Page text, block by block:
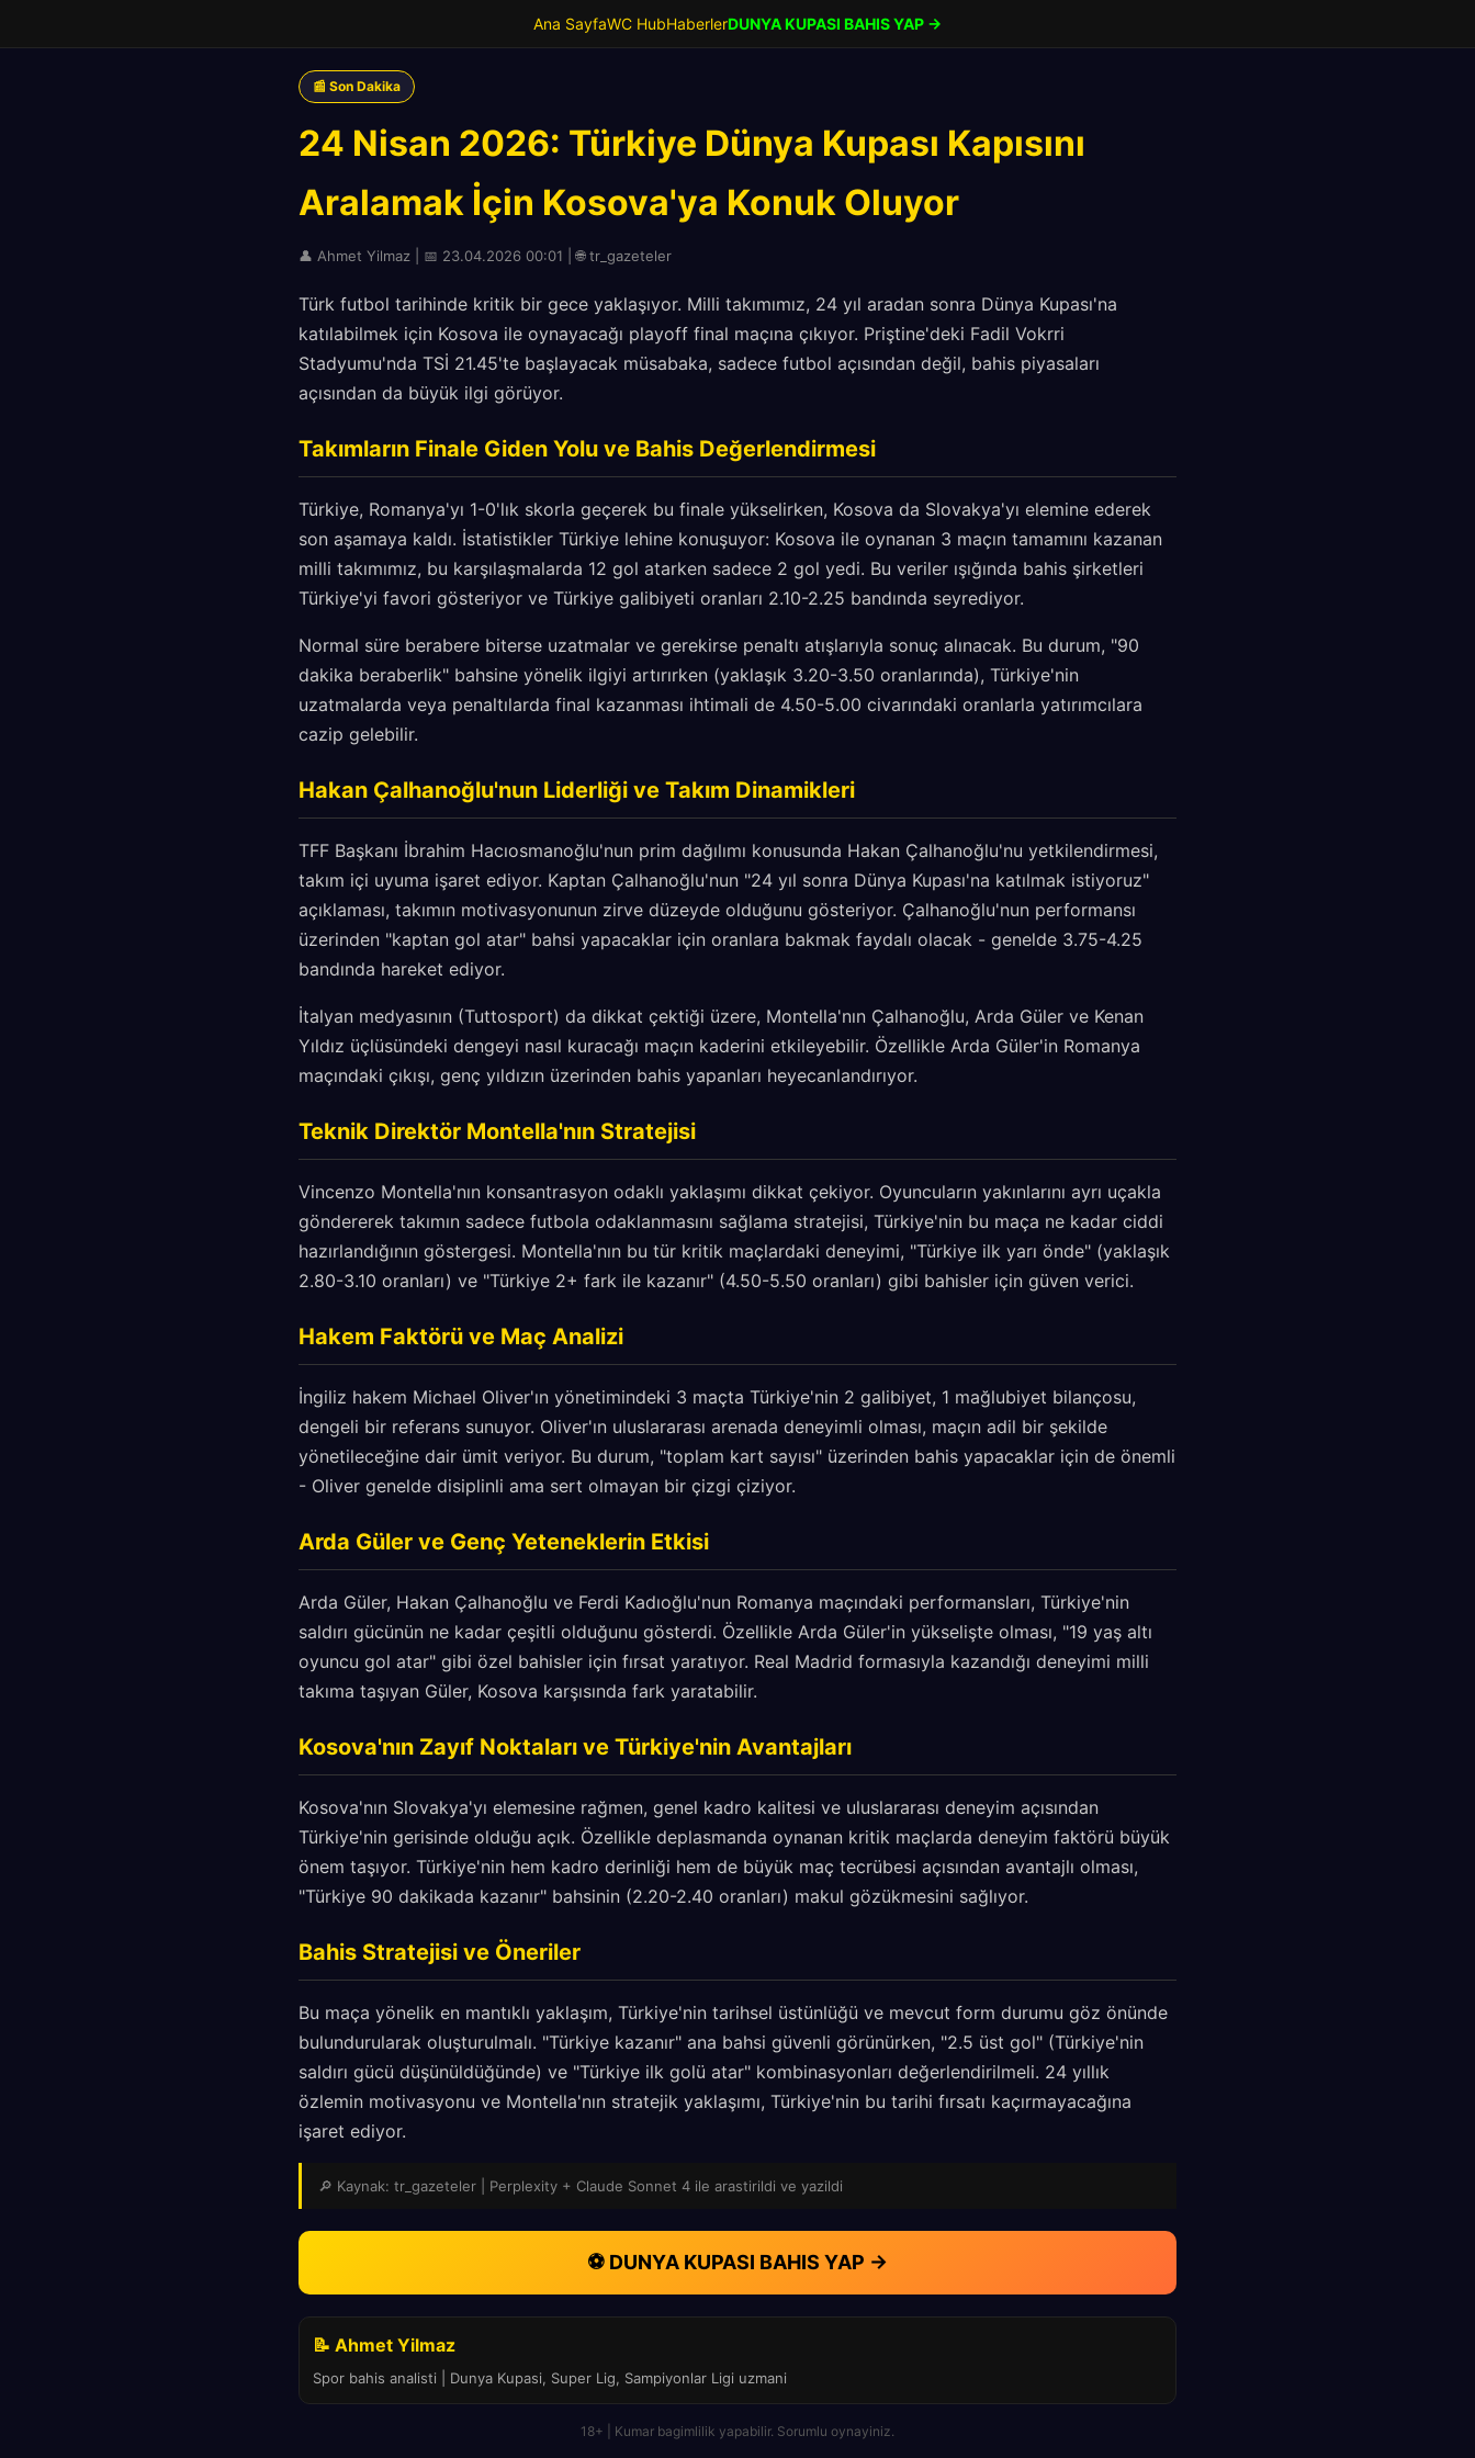
Ana SayfaWC HubHaberlerDUNYA KUPASI BAHIS YAP →
📰 Son Dakika
24 Nisan 2026: Türkiye Dünya Kupası Kapısını
Aralamak İçin Kosova'ya Konuk Oluyor
👤 Ahmet Yilmaz | 📅 23.04.2026 00:01 | 🌐 tr_gazeteler
Türk futbol tarihinde kritik bir gece yaklaşıyor. Milli takımımız, 24 yıl aradan sonra Dünya Kupası'na
katılabilmek için Kosova ile oynayacağı playoff final maçına çıkıyor. Priştine'deki Fadil Vokrri
Stadyumu'nda TSİ 21.45'te başlayacak müsabaka, sadece futbol açısından değil, bahis piyasaları
açısından da büyük ilgi görüyor.
Takımların Finale Giden Yolu ve Bahis Değerlendirmesi
Türkiye, Romanya'yı 1-0'lık skorla geçerek bu finale yükselirken, Kosova da Slovakya'yı elemine ederek
son aşamaya kaldı. İstatistikler Türkiye lehine konuşuyor: Kosova ile oynanan 3 maçın tamamını kazanan
milli takımımız, bu karşılaşmalarda 12 gol atarken sadece 2 gol yedi. Bu veriler ışığında bahis şirketleri
Türkiye'yi favori gösteriyor ve Türkiye galibiyeti oranları 2.10-2.25 bandında seyrediyor.
Normal süre berabere biterse uzatmalar ve gerekirse penaltı atışlarıyla sonuç alınacak. Bu durum, "90
dakika beraberlik" bahsine yönelik ilgiyi artırırken (yaklaşık 3.20-3.50 oranlarında), Türkiye'nin
uzatmalarda veya penaltılarda final kazanması ihtimali de 4.50-5.00 civarındaki oranlarla yatırımcılara
cazip gelebilir.
Hakan Çalhanoğlu'nun Liderliği ve Takım Dinamikleri
TFF Başkanı İbrahim Hacıosmanoğlu'nun prim dağılımı konusunda Hakan Çalhanoğlu'nu yetkilendirmesi,
takım içi uyuma işaret ediyor. Kaptan Çalhanoğlu'nun "24 yıl sonra Dünya Kupası'na katılmak istiyoruz"
açıklaması, takımın motivasyonunun zirve düzeyde olduğunu gösteriyor. Çalhanoğlu'nun performansı
üzerinden "kaptan gol atar" bahsi yapacaklar için oranlara bakmak faydalı olacak - genelde 3.75-4.25
bandında hareket ediyor.
İtalyan medyasının (Tuttosport) da dikkat çektiği üzere, Montella'nın Çalhanoğlu, Arda Güler ve Kenan
Yıldız üçlüsündeki dengeyi nasıl kuracağı maçın kaderini etkileyebilir. Özellikle Arda Güler'in Romanya
maçındaki çıkışı, genç yıldızın üzerinden bahis yapanları heyecanlandırıyor.
Teknik Direktör Montella'nın Stratejisi
Vincenzo Montella'nın konsantrasyon odaklı yaklaşımı dikkat çekiyor. Oyuncuların yakınlarını ayrı uçakla
göndererek takımın sadece futbola odaklanmasını sağlama stratejisi, Türkiye'nin bu maça ne kadar ciddi
hazırlandığının göstergesi. Montella'nın bu tür kritik maçlardaki deneyimi, "Türkiye ilk yarı önde" (yaklaşık
2.80-3.10 oranları) ve "Türkiye 2+ fark ile kazanır" (4.50-5.50 oranları) gibi bahisler için güven verici.
Hakem Faktörü ve Maç Analizi
İngiliz hakem Michael Oliver'ın yönetimindeki 3 maçta Türkiye'nin 2 galibiyet, 1 mağlubiyet bilançosu,
dengeli bir referans sunuyor. Oliver'ın uluslararası arenada deneyimli olması, maçın adil bir şekilde
yönetileceğine dair ümit veriyor. Bu durum, "toplam kart sayısı" üzerinden bahis yapacaklar için de önemli
- Oliver genelde disiplinli ama sert olmayan bir çizgi çiziyor.
Arda Güler ve Genç Yeteneklerin Etkisi
Arda Güler, Hakan Çalhanoğlu ve Ferdi Kadıoğlu'nun Romanya maçındaki performansları, Türkiye'nin
saldırı gücünün ne kadar çeşitli olduğunu gösterdi. Özellikle Arda Güler'in yükselişte olması, "19 yaş altı
oyuncu gol atar" gibi özel bahisler için fırsat yaratıyor. Real Madrid formasıyla kazandığı deneyimi milli
takıma taşıyan Güler, Kosova karşısında fark yaratabilir.
Kosova'nın Zayıf Noktaları ve Türkiye'nin Avantajları
Kosova'nın Slovakya'yı elemesine rağmen, genel kadro kalitesi ve uluslararası deneyim açısından
Türkiye'nin gerisinde olduğu açık. Özellikle deplasmanda oynanan kritik maçlarda deneyim faktörü büyük
önem taşıyor. Türkiye'nin hem kadro derinliği hem de büyük maç tecrübesi açısından avantajlı olması,
"Türkiye 90 dakikada kazanır" bahsinin (2.20-2.40 oranları) makul gözükmesini sağlıyor.
Bahis Stratejisi ve Öneriler
Bu maça yönelik en mantıklı yaklaşım, Türkiye'nin tarihsel üstünlüğü ve mevcut form durumu göz önünde
bulundurularak oluşturulmalı. "Türkiye kazanır" ana bahsi güvenli görünürken, "2.5 üst gol" (Türkiye'nin
saldırı gücü düşünüldüğünde) ve "Türkiye ilk golü atar" kombinasyonları değerlendirilmeli. 24 yıllık
özlemin motivasyonu ve Montella'nın stratejik yaklaşımı, Türkiye'nin bu tarihi fırsatı kaçırmayacağına
işaret ediyor.
🔎 Kaynak: tr_gazeteler | Perplexity + Claude Sonnet 4 ile arastirildi ve yazildi
⚽ DUNYA KUPASI BAHIS YAP →
📝 Ahmet Yilmaz
Spor bahis analisti | Dunya Kupasi, Super Lig, Sampiyonlar Ligi uzmani
18+ | Kumar bagimlilik yapabilir. Sorumlu oynayiniz.